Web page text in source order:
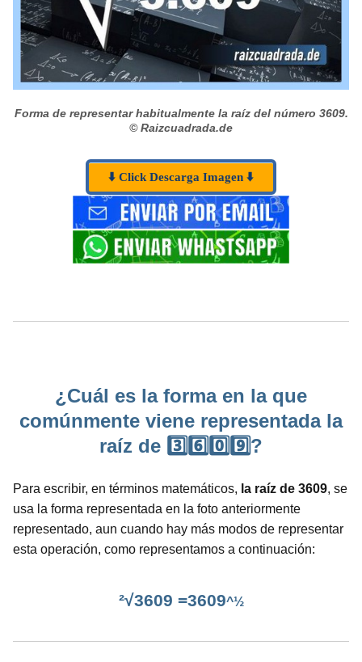
Forma de representar habitualmente la raíz del número 3609.
© Raizcuadrada.de
⬇️ Click Descarga Imagen ⬇️
¿Cuál es la forma en la que
comúnmente viene representada la
raíz de 3️⃣6️⃣0️⃣9️⃣?
Para escribir, en términos matemáticos, la raíz de 3609, se
usa la forma representada en la foto anteriormente
representado, aun cuando hay más modos de representar
esta operación, como representamos a continuación:
²√3609 =3609^½